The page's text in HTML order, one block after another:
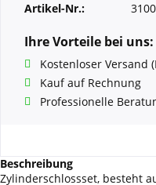
Artikel-Nr.:
Ihre Vorteile bei uns:
Kostenloser Versand
Kauf auf Rechnung
Professionelle
Beschreibung
Zylinderschlossset, besteht